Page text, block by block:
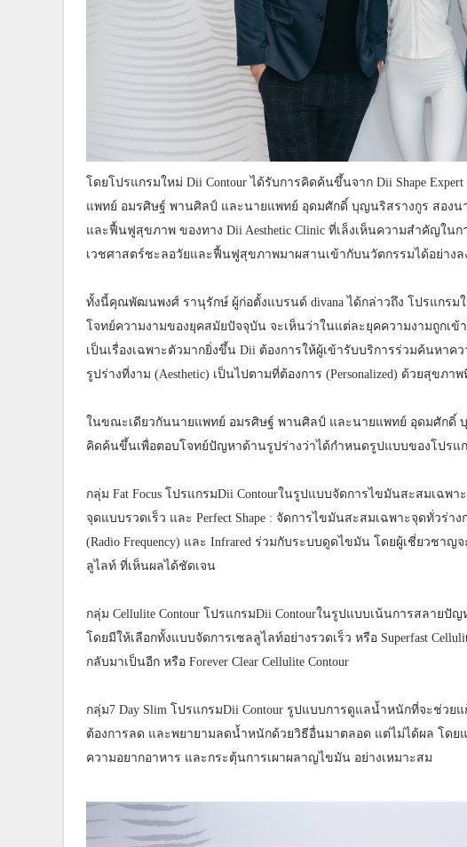
โดยโปรแกรมใหม่ Dii Contour ได้รับการคิดค้นขึ้นจาก Dii Shape
แพทย์ อมรศิษฐ์ พานศิลป์ และนายแพทย์ อุดมศักดิ์ บุญนริสรางกูร สอง
และฟื้นฟูสุขภาพ ของทาง Dii Aesthetic Clinic ที่เล็งเห็นความสำคัญใน
เวชศาสตร์ชะลอวัยและฟื้นฟูสุขภาพมาผสานเข้ากับนวัตกรรมได้อย่าง
ทั้งนี้คุณพัฒนพงศ์ รานุรักษ์ ผู้ก่อตั้งแบรนด์ divana ได้กล่าวถึง โปรแกรม
โจทย์ความงามของยุคสมัยปัจจุบัน จะเห็นว่าในแต่ละยุคความงามถูกเ
เป็นเรื่องเฉพาะตัวมากยิ่งขึ้น Dii ต้องการให้ผู้เข้ารับบริการร่วมค้นหาค
รูปร่างที่งาม (Aesthetic) เป็นไปตามที่ต้องการ (Personalized) ด้วยสุขภ
ในขณะเดียวกันนายแพทย์ อมรศิษฐ์ พานศิลป์ และนายแพทย์ อุดมศักดิ์ บุ
คิดค้นขึ้นเพื่อตอบโจทย์ปัญหาด้านรูปร่างว่าได้กำหนดรูปแบบของโปรแก
กลุ่ม Fat Focus โปรแกรมDii Contourในรูปแบบจัดการไขมันสะสมเฉพ
จุดแบบรวดเร็ว และ Perfect Shape : จัดการไขมันสะสมเฉพาะจุดทั่วร่า
(Radio Frequency) และ Infrared ร่วมกับระบบดูดไขมัน โดยผู้เชี่ยวช
ลูไลท์ ที่เห็นผลได้ชัดเจน
กลุ่ม Cellulite Contour โปรแกรมDii Contourในรูปแบบเน้นการสลาย
โดยมีให้เลือกทั้งแบบจัดการเซลลูไลท์อย่างรวดเร็ว หรือ Superfast
กลับมาเป็นอีก หรือ Forever Clear Cellulite Contour
กลุ่ม7 Day Slim โปรแกรมDii Contour รูปแบบการดูแลน้ำหนักที่จะช่ว
ต้องการลด และพยายามลดน้ำหนักด้วยวิธีอื่นมาตลอด แต่ไม่ได้ผล โดย
ความอยากอาหาร และกระตุ้นการเผาผลาญไขมัน อย่างเหมาะสม